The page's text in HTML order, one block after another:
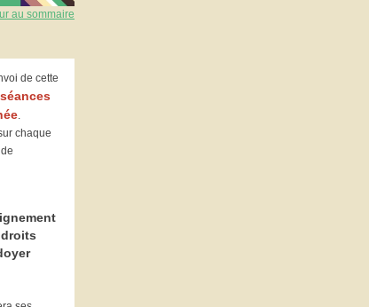
au sommaire
de cette
.
chaque